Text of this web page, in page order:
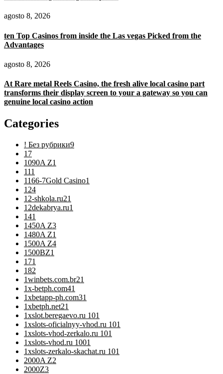
agosto 8, 2026
ten Top Casinos from inside the Las vegas Picked from the
Advantages
agosto 8, 2026
At Rare metal Reels Casino, the fresh alive local casino part
transforms their display screen to your a gateway so you can
genuine local casino action
Categories
! Без рубрики9
1 7
1090A Z1
111
1166-7Gold Casino1
124
12-shkola.ru21
12dekabrya.ru1
141
1450A Z3
1480A Z1
1500A Z4
1500BZ1
171
182
1winbets.com.br21
1x-betph.com41
1xbetapp-ph.com31
1xbetph.net21
1xslot.beregaevo.ru 101
1xslots-oficialnyy-vhod.ru 101
1xslots-vhod-zerkalo.ru 101
1xslots-vhod.ru 1001
1xslots-zerkalo-skachat.ru 101
2000A Z2
2000Z3